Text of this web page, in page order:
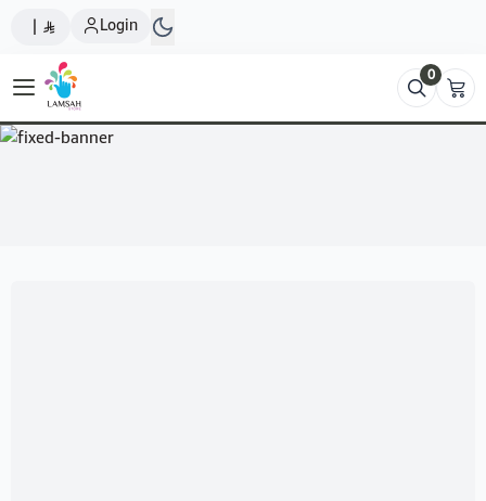
| Login
Lamsah Store
0